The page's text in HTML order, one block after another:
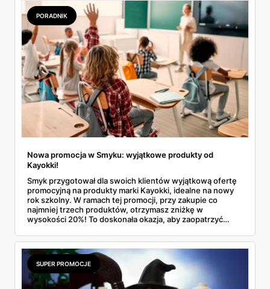
PORADNIK
Nowa promocja w Smyku: wyjątkowe produkty od
Kayokki!
Smyk przygotował dla swoich klientów wyjątkową ofertę
promocyjną na produkty marki Kayokki, idealne na nowy
rok szkolny. W ramach tej promocji, przy zakupie co
najmniej trzech produktów, otrzymasz zniżkę w
wysokości 20%! To doskonała okazja, aby zaopatrzyć
jednocześnie zaoszczędzić.
SUPER PROMOCJE